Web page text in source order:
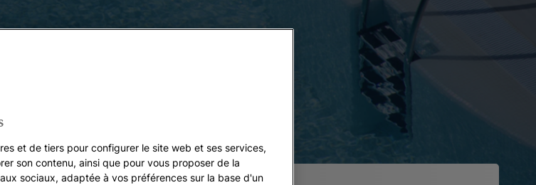
et de tiers pour configurer le site web et ses services,
son contenu, ainsi que pour vous proposer de la
sociaux, adaptée à vos préférences sur la base d'un